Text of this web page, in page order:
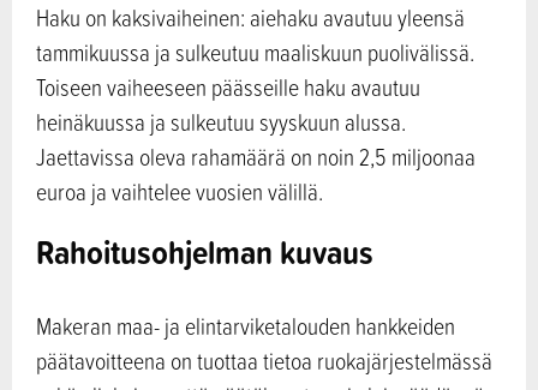
Haku on kaksivaiheinen: aiehaku avautuu yleensä
tammikuussa ja sulkeutuu maaliskuun puolivälissä.
Toiseen vaiheeseen päässeille haku avautuu
heinäkuussa ja sulkeutuu syyskuun alussa.
Jaettavissa oleva rahamäärä on noin 2,5 miljoonaa
euroa ja vaihtelee vuosien välillä.
Rahoitusohjelman kuvaus
Makeran maa- ja elintarviketalouden hankkeiden
päätavoitteena on tuottaa tietoa ruokajärjestelmässä